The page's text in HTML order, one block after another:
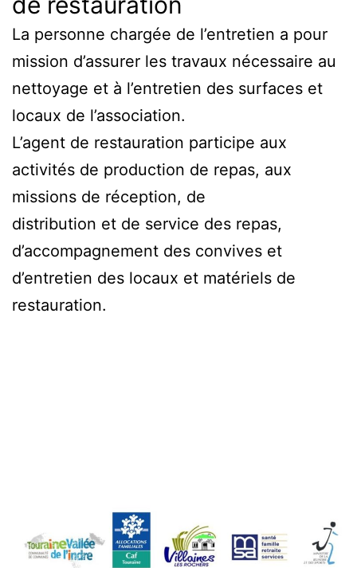
La personne chargée de l’entretien a pour
mission d’assurer les travaux nécessaire au
nettoyage et à l’entretien des surfaces et
locaux de l’association.
L’agent de restauration participe aux
activités de production de repas, aux
missions de réception, de
distribution et de service des repas,
d’accompagnement des convives et
d’entretien des locaux et matériels de
restauration.